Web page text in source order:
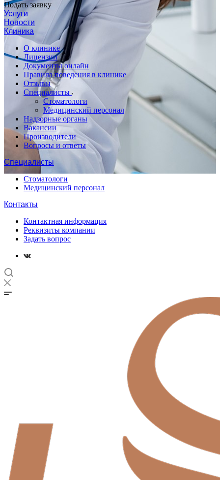
Подать заявку
Услуги
Новости
Клиника
О клинике
Лицензии
Документы онлайн
Правила поведения в клинике
Отзывы
Специалисты
Стоматологи
Медицинский персонал
Надзорные органы
Вакансии
Производители
Вопросы и ответы
Специалисты
Стоматологи
Медицинский персонал
Контакты
Контактная информация
Реквизиты компании
Задать вопрос